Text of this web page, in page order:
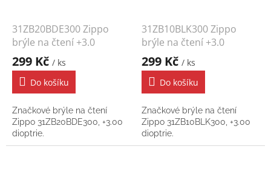
31ZB20BDE300 Zippo
brýle na čtení +3.0
299 Kč / ks
Do košíku
Značkové brýle na čtení
Zippo 31ZB20BDE300, +3.00
dioptrie.
31ZB10BLK300 Zippo
brýle na čtení +3.0
299 Kč / ks
Do košíku
Značkové brýle na čtení
Zippo 31ZB10BLK300, +3.00
dioptrie.